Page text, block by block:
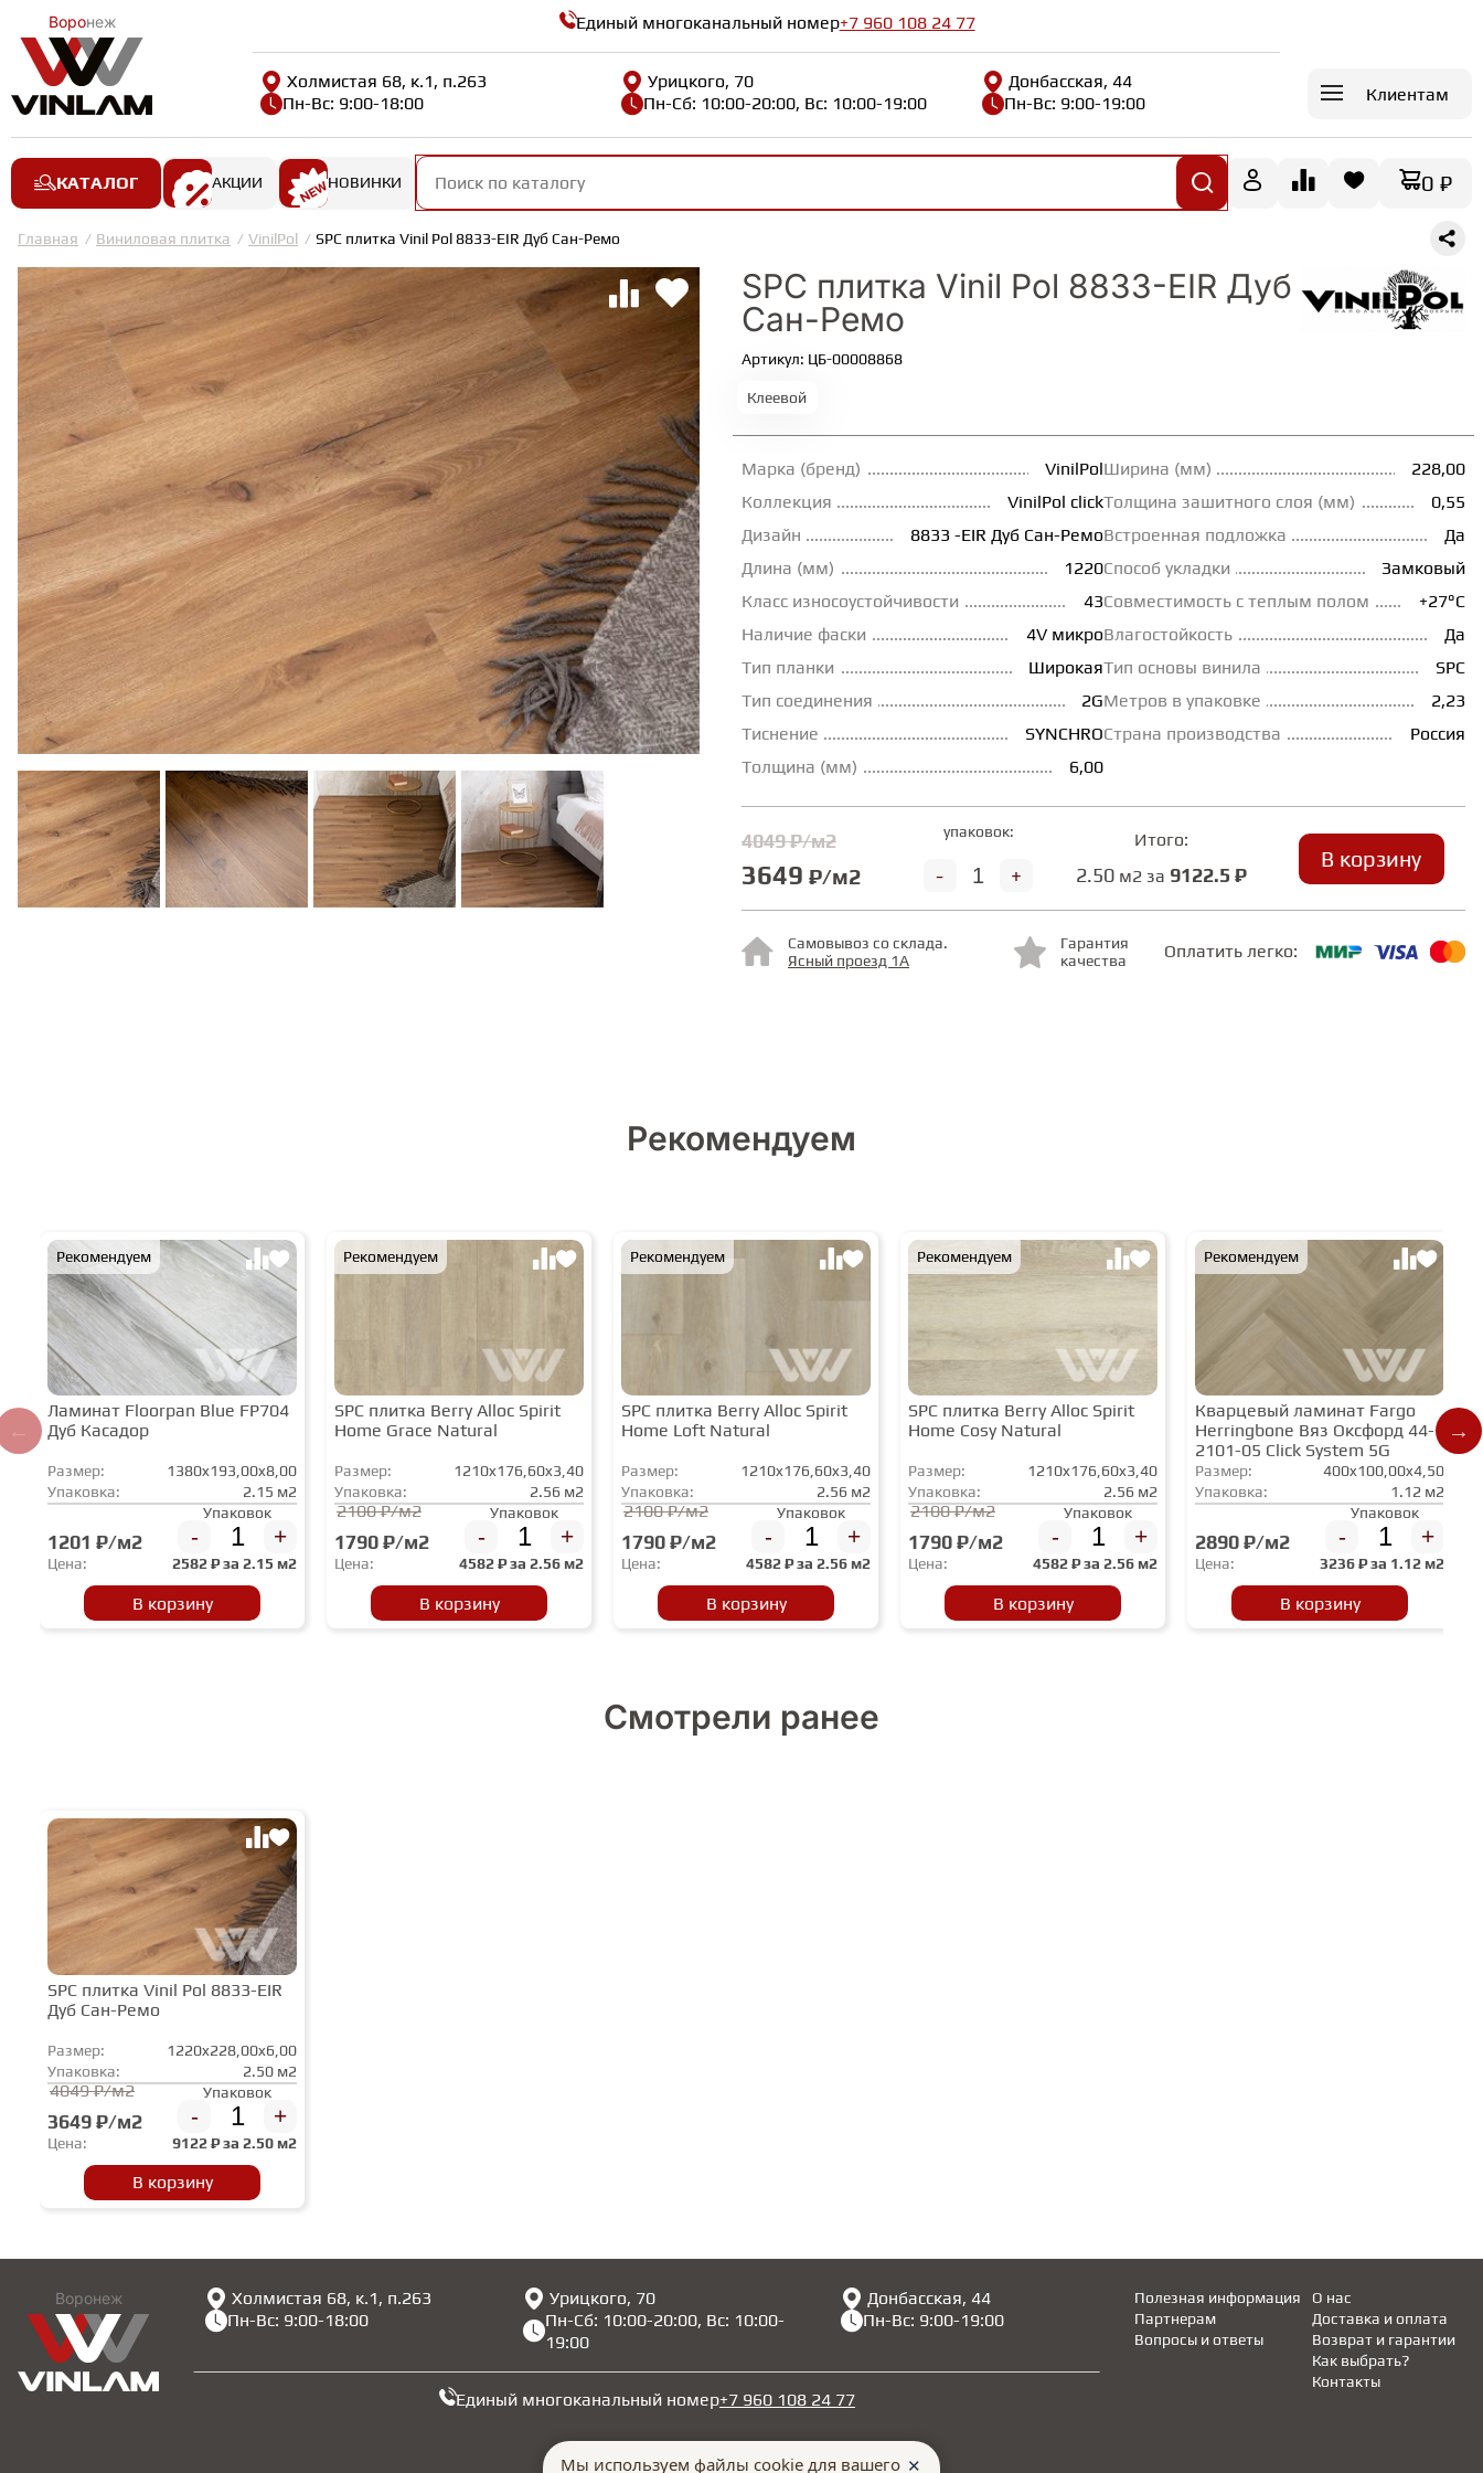
Воронеж Единый многоканальный номер+7 960 108 24 77
Холмистая 68, к.1, п.263
Пн-Вс: 9:00-18:00
Урицкого, 70
Пн-Сб: 10:00-20:00, Вс: 10:00-19:00
Донбасская, 44
Пн-Вс: 9:00-19:00
Клиентам
КАТАЛОГ АКЦИИ НОВИНКИ 0 ₽
Главная Виниловая плитка VinilPol SPC плитка Vinil Pol 8833-EIR Дуб Сан-Ремо
SPC плитка Vinil Pol 8833-EIR Дуб
Сан-Ремо
Артикул: ЦБ-00008868
Клеевой
Марка (бренд)
VinilPol
Коллекция
VinilPol click
Дизайн
8833 -EIR Дуб Сан-Ремо
Длина (мм)
1220
Класс износоустойчивости
43
Наличие фаски
4V микро
Тип планки
Широкая
Тип соединения
2G
Тиснение
SYNCHRO
Толщина (мм)
6,00
Ширина (мм)
228,00
Толщина зашитного слоя (мм)
0,55
Встроенная подложка
Да
Способ укладки
Замковый
Совместимость с теплым полом
+27°С
Влагостойкость
Да
Тип основы винила
SPC
Метров в упаковке
2,23
Страна производства
Россия
4049 ₽/м2
3649 ₽/м2
упаковок:
+
-
Итого:
2.50м2 за 9122.5 ₽
В корзину
Самовывоз со склада.
Ясный проезд 1А
Гарантия
качества
Оплатить легко:
Рекомендуем
Рекомендуем
Ламинат Floorpan Blue FP704
Дуб Касадор
Размер:
1380x193,00x8,00
Упаковка:
2.15 м2
1201 ₽/м2
Упаковок
- +
Цена: 2582₽ за 2.15 м2
В корзину
Рекомендуем
SPC плитка Berry Alloc Spirit
Home Grace Natural
Размер:
1210x176,60x3,40
Упаковка:
2.56 м2
2100 ₽/м2
1790 ₽/м2
Упаковок
- +
Цена: 4582₽ за 2.56 м2
В корзину
Рекомендуем
SPC плитка Berry Alloc Spirit
Home Loft Natural
Размер:
1210x176,60x3,40
Упаковка:
2.56 м2
2100 ₽/м2
1790 ₽/м2
Упаковок
- +
Цена: 4582₽ за 2.56 м2
В корзину
Рекомендуем
SPC плитка Berry Alloc Spirit
Home Cosy Natural
Размер:
1210x176,60x3,40
Упаковка:
2.56 м2
2100 ₽/м2
1790 ₽/м2
Упаковок
- +
Цена: 4582₽ за 2.56 м2
В корзину
Рекомендуем
Кварцевый ламинат Fargo
Herringbone Вяз Оксфорд 44-
2101-05 Click System 5G
Размер:
400x100,00x4,50
Упаковка:
1.12 м2
2890 ₽/м2
Упаковок
- +
Цена: 3236₽ за 1.12 м2
В корзину
Смотрели ранее
SPC плитка Vinil Pol 8833-EIR
Дуб Сан-Ремо
Размер:
1220x228,00x6,00
Упаковка:
2.50 м2
4049 ₽/м2
3649 ₽/м2
Упаковок
- +
Цена: 9122₽ за 2.50 м2
В корзину
Воронеж
Холмистая 68, к.1, п.263
Пн-Вс: 9:00-18:00
Урицкого, 70
Пн-Сб: 10:00-20:00, Вс: 10:00-
19:00
Донбасская, 44
Пн-Вс: 9:00-19:00
Единый многоканальный номер+7 960 108 24 77
Полезная информация
Партнерам
Вопросы и ответы
Доставка и оплата
Возврат и гарантии
Как выбрать?
О нас
Контакты
Мы используем файлы cookie для вашего ✕